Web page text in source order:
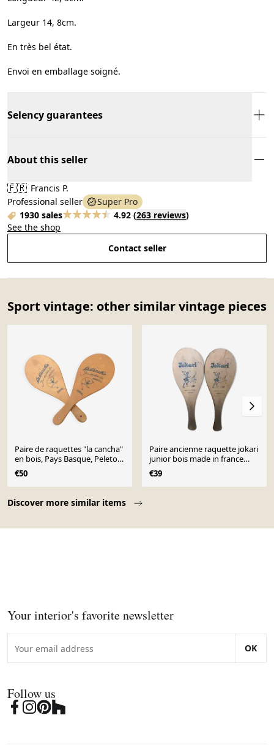
Largeur 14, 8cm.
En très bel état.
Envoi en emballage soigné.
Selency guarantees
About this seller
🇫🇷 Francis P.
Professional seller
Super Pro
1930 sales
4.92 (263 reviews)
See the shop
Contact seller
Sport vintage: other similar vintage pieces
Discover more similar items
Paire de raquettes "la cancha"
en bois, Pays Basque, Peleton,
1960
€50
Paire ancienne raquette jokari
junior bois made in france
sport vintage
€39
Your interior's favorite newsletter
OK
Follow us